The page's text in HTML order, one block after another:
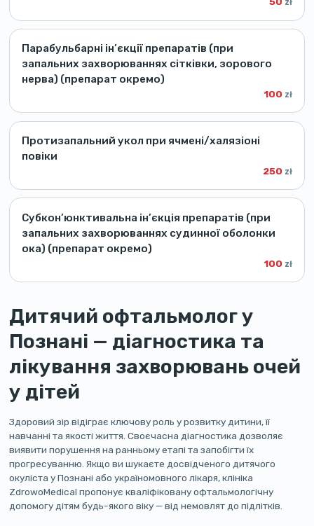
zł
Парабульбарні ін’єкції препаратів (при
запальних захворюваннях сітківки, зорового
нерва) (препарат окремо)
100 zł
Протизапальний укол при ячмені/халязіоні
повіки
250 zł
Субкон’юнктивальна ін’єкція препаратів (при
запальних захворюваннях судинної оболонки
ока) (препарат окремо)
100 zł
Дитячий офтальмолог у
Познані — діагностика та
лікування захворювань очей
у дітей
Здоровий зір відіграє ключову роль у розвитку дитини, її
навчанні та якості життя. Своєчасна діагностика дозволяє
виявити порушення на ранньому етапі та запобігти їх
прогресуванню. Якщо ви шукаєте досвідченого дитячого
окуліста у Познані або україномовного лікаря, клініка
ZdrowoMedical пропонує кваліфіковану офтальмологічну
допомогу дітям будь-якого віку — від немовлят до підлітків.